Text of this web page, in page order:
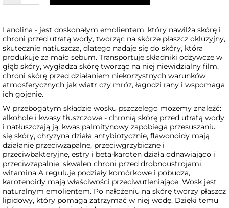
Lanolina - jest doskonałym emolientem, który nawilża skórę i
chroni przed utratą wody, tworząc na skórze płaszcz okluzyjny,
skutecznie natłuszcza, dlatego nadaje się do skóry, która
produkuje za mało sebum. Transportuje składniki odżywcze w
głąb skóry, wygładza skórę tworząc na niej niewidzialny film,
chroni skórę przed działaniem niekorzystnych warunków
atmosferycznych jak wiatr czy mróz, łagodzi rany i wspomaga
ich gojenie.
W przebogatym składzie wosku pszczelego możemy znaleźć:
alkohole i kwasy tłuszczowe - chronią skórę przed utratą wody
i natłuszczają ją, kwas palmitynowy zapobiega przesuszaniu
się skóry, chryzyna działa antybiotycznie, flawonoidy mają
działanie przeciwzapalne, przeciwgrzybiczne i
przeciwbakteryjne, estry i beta-karoten działa odnawiająco i
przeciwzapalnie, skwalen chroni przed drobnoustrojami,
witamina A reguluje podziały komórkowe i pobudza,
karotenoidy mają właściwości przeciwutleniające. Wosk jest
naturalnym emolientem. Po nałożeniu na skórę tworzy płaszcz
lipidowy, który pomaga zatrzymać w niej wodę. Dzięki temu